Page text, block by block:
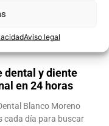
Aviso legal
Quiero
dental y diente
en 24 horas
Blanco Moreno
cada día para buscar